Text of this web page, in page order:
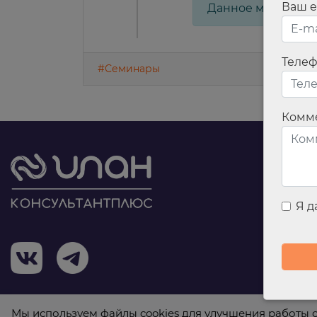
Данное
#Семинары
Ваш
Я
Мы используем файлы cookies для улучшения работы